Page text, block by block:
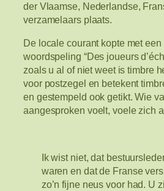
der Vlaamse, Nederlandse,
verzamelaars plaats.
De locale courant kopte met
woordspeling “Des joueurs
zoals u al of niet weet is timbre
voor postzegel en betekent
en gestempeld ook getikt. Wie
aangesproken voelt, voele zich
Ik wist niet, dat
waren en dat de Franse
zo’n fijne neus voor had. U